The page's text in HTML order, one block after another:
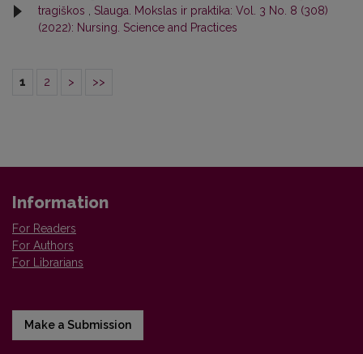
tragiškos , Slauga. Mokslas ir praktika: Vol. 3 No. 8 (308)
(2022): Nursing. Science and Practices
1 2 > >>
Information
For Readers
For Authors
For Librarians
Make a Submission